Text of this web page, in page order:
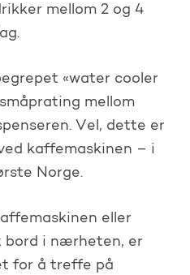
mellom 2 og 4
«water cooler
mellom
Vel, dette er
kaffemaskinen – i
Norge.
eller
bord i nærheten, er
for å treffe på